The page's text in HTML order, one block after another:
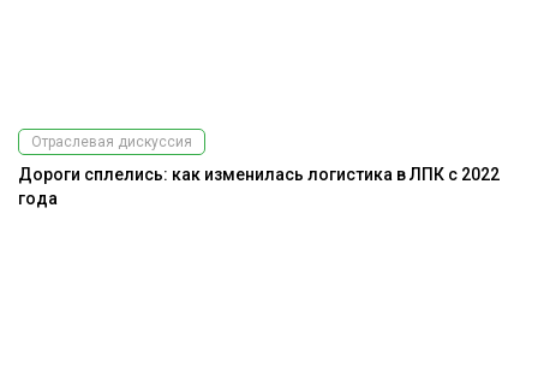
Отраслевая дискуссия
Дороги сплелись: как изменилась логистика в ЛПК с 2022
года